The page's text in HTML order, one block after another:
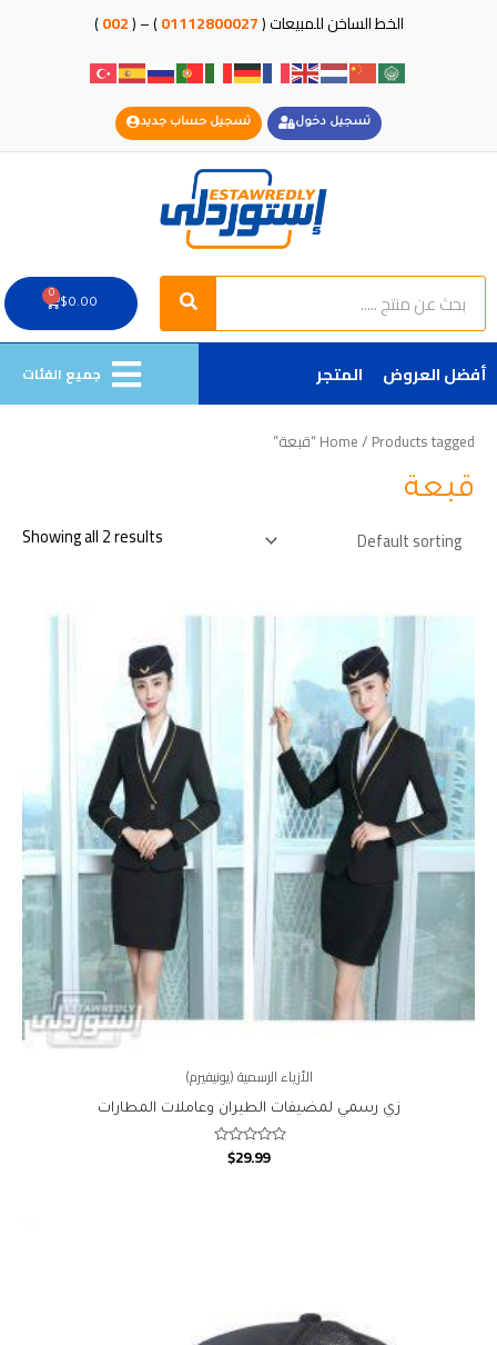
الخط الساخن للمبيعات (01112800027
) – (
002
)
تسجيل دخول تسجيل حساب جديد
Search
Search
$0.00
0
Cart
أفضل العروض المتجر جميع الفئات
Home/ Products tagged “قبعة”
قبعة
Showing all 2 results
الأزياء الرسمية (يونيفيرم)
زي رسمي لمضيفات الطيران وعاملات المطارات
Rated
$29.99